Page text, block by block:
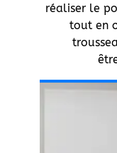
réaliser le
tout en